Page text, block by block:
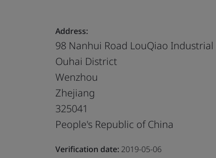
Address:
98 Nanhui Road LouQiao Industrial
Ouhai District
Wenzhou
Zhejiang
325041
People's Republic of China
Verification date: 2019-05-06